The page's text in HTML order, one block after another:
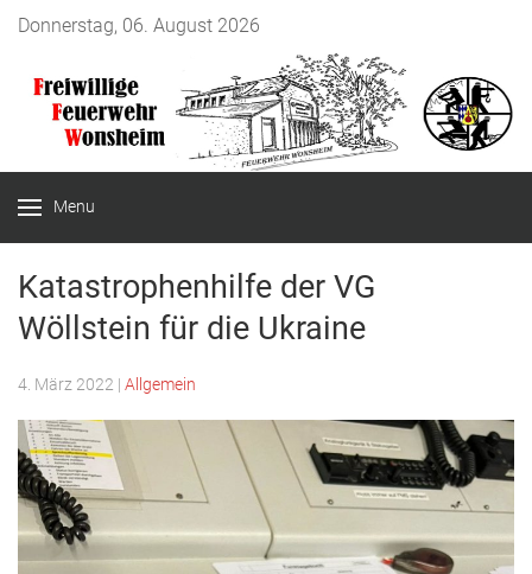
Donnerstag, 06. August 2026
Menu
Katastrophenhilfe der VG
Wöllstein für die Ukraine
4. März 2022 | Allgemein